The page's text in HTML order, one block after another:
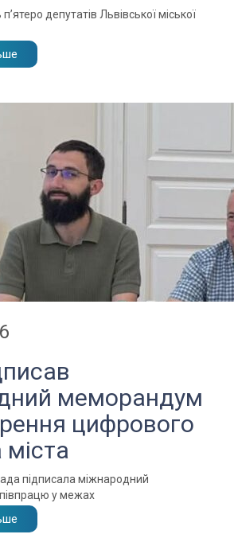
п’ятеро депутатів Львівської міської
меморандум
цифрового
міста
підписала міжнародний
у межах